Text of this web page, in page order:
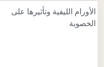
الأورام الليفية وتأثيرها على
الخصوبة